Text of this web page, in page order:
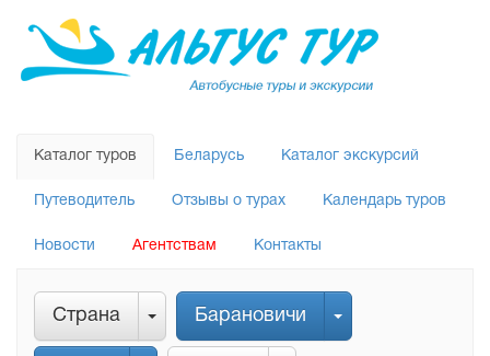
Каталог туров Беларусь Каталог экскурсий
Путеводитель Отзывы о турах Календарь туров
Новости Агентствам Контакты
Страна Барановичи